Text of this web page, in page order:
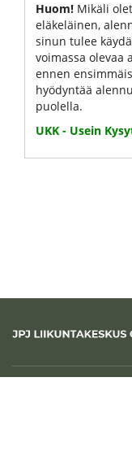
Huom! Mikäli
eläkeläinen,
sinun tulee
voimassa olevaa
ennen
hyödyntää
puolella.
UKK - Usein
JPJ Liikuntakeskus